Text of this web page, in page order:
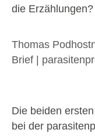
die Erzählungen?
Thomas
Brief |
Die beiden
bei der